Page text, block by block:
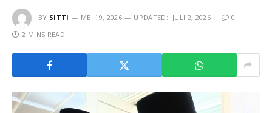
BY SITTI MEI 19, 2026 UPDATED: JULI 2, 2026
0
2 MINS READ